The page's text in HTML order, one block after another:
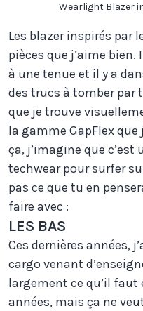
Wearlight Blazer
Les blazer inspirés par
pièces que j’aime
à une tenue et il y a
des trucs à tomber par
que je trouve
la gamme GapFlex
ça, j’imagine que
techwear pour surfer
pas ce que tu en
faire avec :
LES BAS
Ces dernières années,
cargo venant
largement ce qu’il faut
années, mais ça ne